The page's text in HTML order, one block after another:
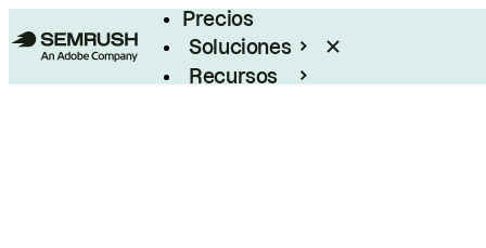
Precios
Soluciones
Recursos